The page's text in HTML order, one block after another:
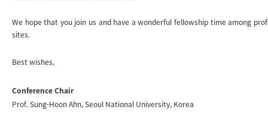
We hope that you join us and have a wonderful fellowship time among
sites.
Best wishes,
Conference Chair
Prof. Sung-Hoon Ahn, Seoul National University, Korea